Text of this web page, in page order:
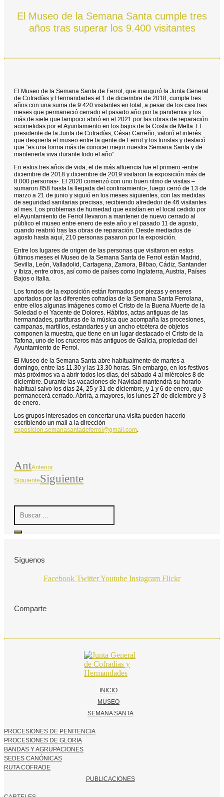
El Museo de la Semana Santa cumple tres
años tras superar los 9.400 visitantes
El Museo de la Semana Santa de Ferrol, que inauguró la Junta General
de Cofradías y Hermandades el 1 de diciembre de 2018, cumple tres
años con una suma de 9.420 visitantes en total, a pesar de los casi tres
meses que permaneció cerrado el pasado año por la pandemia y los
más de siete que tampoco abrió en el 2021 por las obras de reparación
acometidas por el Ayuntamiento en los bajos de la Costa de Mella. El
presidente de la Junta de Cofradías, César Carreño, valoró el interés
que despierta el museo entre la gente de Ferrol y los turistas y destacó
que “es una forma más de conocer mejor nuestra Semana Santa y de
mantenerla viva durante todo el año”.
En estos tres años de vida, el de más afluencia fue el primero -entre
diciembre de 2018 y diciembre de 2019 visitaron la exposición más de
8.000 personas-. El 2020 comenzó con uno buen ritmo de visitas –
sumaron 858 hasta la llegada del confinamiento-; luego cerró de 13 de
marzo a 21 de junio y siguió en los meses siguientes, con las medidas
de seguridad sanitarias precisas, recibiendo alrededor de 46 visitantes
al mes. Los problemas de humedad que existían en el local cedido por
el Ayuntamiento de Ferrol llevaron a mantener de nuevo cerrado al
público el museo entre enero de este año y el pasado 11 de agosto,
cuando reabrió tras las obras de reparación. Desde mediados de
agosto hasta aquí, 210 personas pasaron por la exposición.
Entre los lugares de origen de las personas que visitaron en estos
últimos meses el Museo de la Semana Santa de Ferrol están Madrid,
Sevilla, León, Valladolid, Cartagena, Zamora, Bilbao, Cádiz, Santander
y Ibiza, entre otros, así como de países como Inglaterra, Austria, Países
Bajos o Italia.
Los fondos de la exposición están formados por piezas y enseres
aportados por las diferentes cofradías de la Semana Santa Ferrolana,
entre ellos algunas imágenes como el Cristo de la Buena Muerte de la
Soledad o el Yacente de Dolores. Hábitos, actas antiguas de las
hermandades, partituras de la música que acompaña las procesiones,
campanas, martillos, estandartes y un ancho etcétera de objetos
componen la muestra, que tiene en un lugar destacado el Cristo de la
Tafona, uno de los cruceros más antiguos de Galicia, propiedad del
Ayuntamiento de Ferrol.
El Museo de la Semana Santa abre habitualmente de martes a
domingo, entre las 11.30 y las 13.30 horas. Sin embargo, en los festivos
más próximos va a abrir todos los días, del sábado 4 al miércoles 8 de
diciembre. Durante las vacaciones de Navidad mantendrá su horario
habitual salvo los días 24, 25 y 31 de diciembre, y 1 y 6 de enero, que
permanecerá cerrado. Abrirá, a mayores, los lunes 27 de diciembre y 3
de enero.
Los grupos interesados en concertar una visita pueden hacerlo
escribiendo un mail a la dirección
exposicion.semanasantadeferrol@gmail.com.
AntAnterior
SiguienteSiguiente
Search
Síguenos
Facebook TwitterYoutube Instagram Flickr
Comparte
INICIO
MUSEO
SEMANA SANTA
PROCESIONES DE PENITENCIA
PROCESIONES DE GLORIA
BANDAS Y AGRUPACIONES
SEDES CANÓNICAS
RUTA COFRADE
PUBLICACIONES